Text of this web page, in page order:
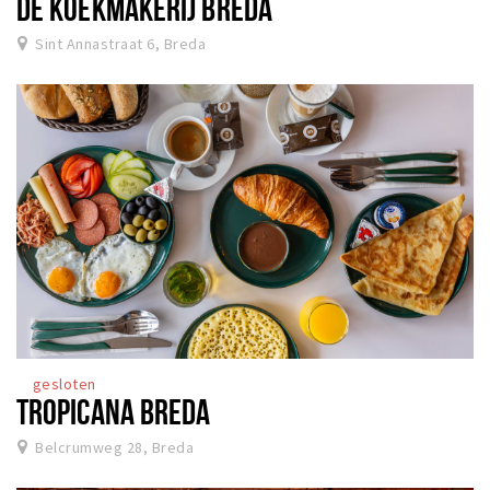
DE KOEKMAKERIJ BREDA
Sint Annastraat 6, Breda
gesloten
TROPICANA BREDA
Belcrumweg 28, Breda